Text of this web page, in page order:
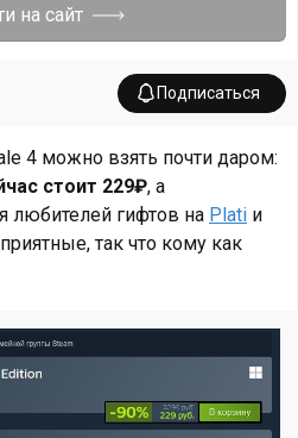
на сайт
Подписаться
4 можно взять почти даром:
стоит 229₽, а
любителей гифтов на Plati и
так что кому как